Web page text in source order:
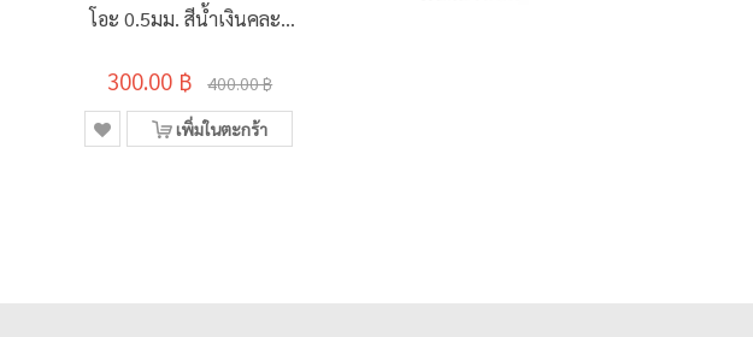
โอะ 0.5มม. สีน้ำเงินคละสี
300.00 ฿ 400.00 ฿
เพิ่มในตะกร้า